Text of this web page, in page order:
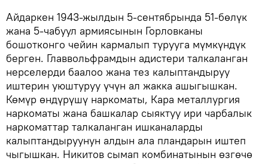
Айдаркен 1943-жылдын 5-сентябрында 51-бөлүк
жана 5-чабуул армиясынын Горловканы
бошотконго чейин кармалып турууга мүмкүндүк
берген. Главвольфрамдын адистери талкаланган
нерселерди баалоо жана тез калыптандыруу
иштерин уюштуруу үчүн ал жакка ашыгышкан.
Көмүр өндүрүшү наркоматы, Кара металлургия
наркоматы жана башкалар сыяктуу ири чарбалык
наркоматтар талкаланган ишканаларды
калыптандыруунун алдын ала пландарын иштеп
чыгышкан. Никитов сымап комбинатынын өзгөчө